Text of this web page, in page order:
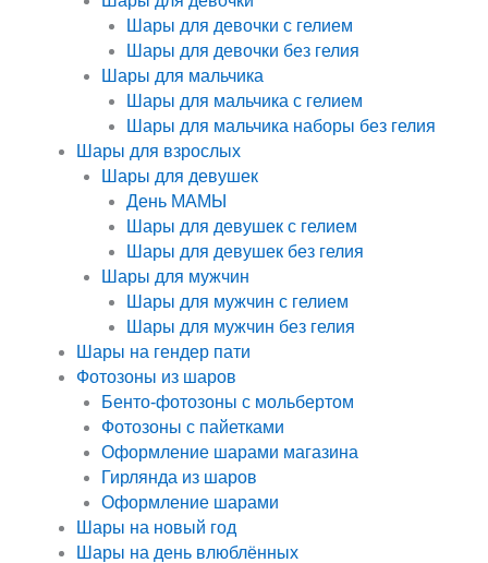
Шары для девочки с гелием
Шары для девочки без гелия
Шары для мальчика
Шары для мальчика с гелием
Шары для мальчика наборы без гелия
Шары для взрослых
Шары для девушек
День МАМЫ
Шары для девушек с гелием
Шары для девушек без гелия
Шары для мужчин
Шары для мужчин с гелием
Шары для мужчин без гелия
Шары на гендер пати
Фотозоны из шаров
Бенто-фотозоны с мольбертом
Фотозоны с пайетками
Оформление шарами магазина
Гирлянда из шаров
Оформление шарами
Шары на новый год
Шары на день влюблённых